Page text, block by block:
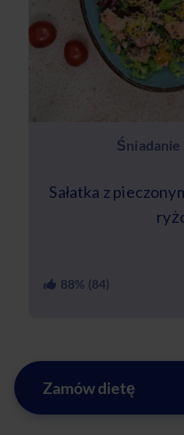
Śniadanie
Sałatka z
88% (84)
Zamów dietę